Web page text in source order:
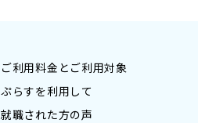
ご利用料金とご利用対象
ぷらすを利用して
就職された方の声